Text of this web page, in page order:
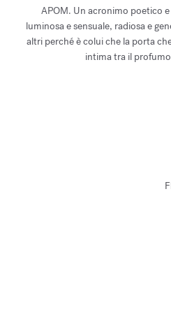
APOM. Un acronimo poetico
luminosa e sensuale, radiosa e
altri perché è colui che la porta
intima tra il profumo